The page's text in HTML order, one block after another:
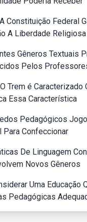
Constituição Federal
A Liberdade Religiosa
Gêneros Textuais
Pelos
Trem é Caracterizado
Essa Característica
Pedagógicos
Para Confeccionar
De Linguagem
Novos Gêneros
Uma Educação
Pedagógicas